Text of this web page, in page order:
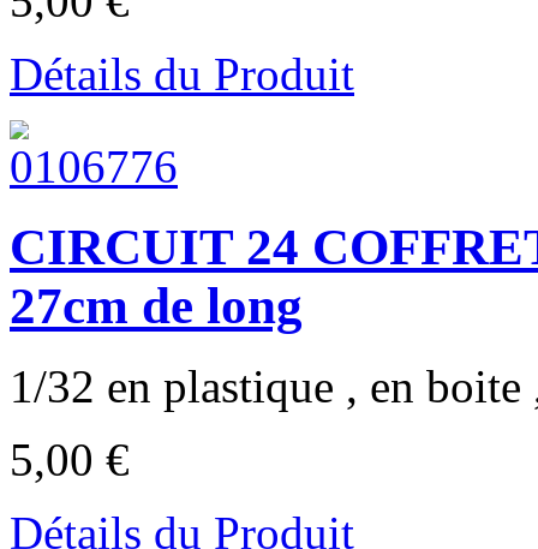
Détails du Produit
CIRCUIT 24
27cm de long
1/32 en plastique , en
5,00 €
Détails du Produit